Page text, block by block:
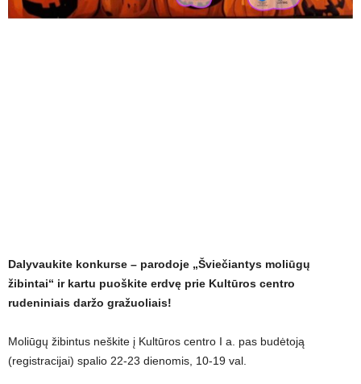
Dalyvaukite konkurse – parodoje „Šviečiantys moliūgų
žibintai“ ir kartu puoškite erdvę prie Kultūros centro
rudeniniais daržo gražuoliais!
Moliūgų žibintus neškite į Kultūros centro I a. pas budėtoją
(registracijai) spalio 22-23 dienomis, 10-19 val.